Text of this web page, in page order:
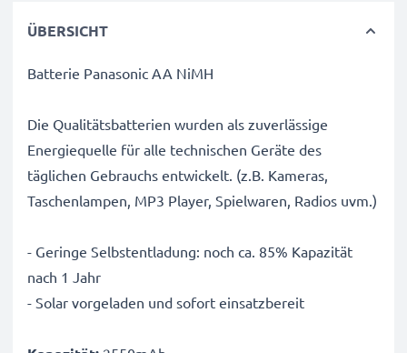
ÜBERSICHT
Batterie Panasonic AA NiMH
Die Qualitätsbatterien wurden als zuverlässige
Energiequelle für alle technischen Geräte des
täglichen Gebrauchs entwickelt. (z.B. Kameras,
Taschenlampen, MP3 Player, Spielwaren, Radios uvm.)
- Geringe Selbstentladung: noch ca. 85% Kapazität
nach 1 Jahr
- Solar vorgeladen und sofort einsatzbereit